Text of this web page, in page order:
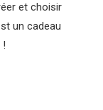
et choisir
un cadeau
!